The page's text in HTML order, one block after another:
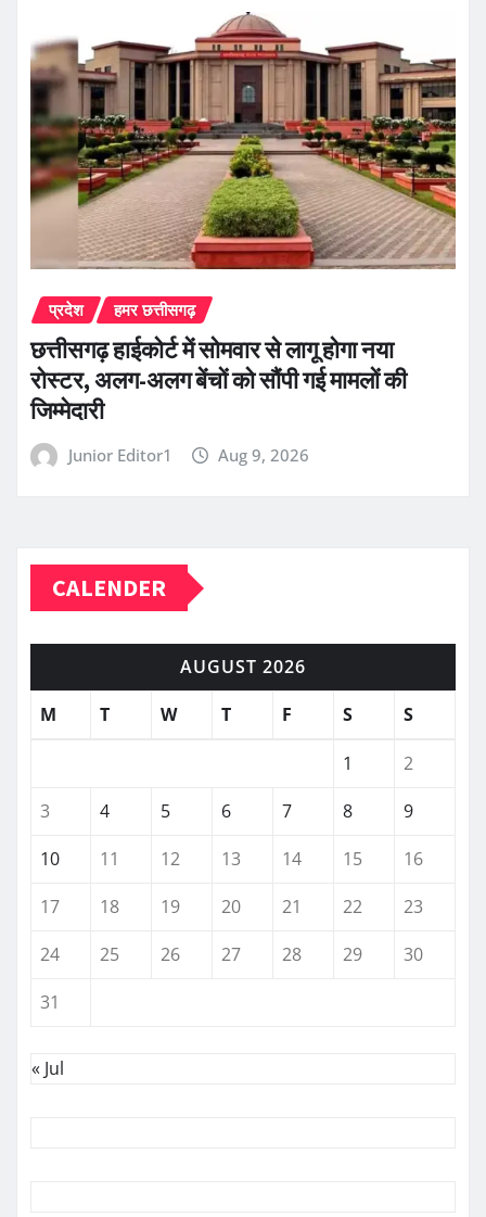
प्रदेश हमर छत्तीसगढ़
छत्तीसगढ़ हाईकोर्ट में सोमवार से लागू होगा नया
रोस्टर, अलग-अलग बेंचों को सौंपी गई मामलों की
जिम्मेदारी
Junior Editor1 Aug 9, 2026
CALENDER
AUGUST 2026
M
T W T F S S
1
2
3
4 5 6 7 8
9
10
11 12 13 14 15
16
17
18 19 20 21 22
23
24
25 26 27 28 29
30
31
« Jul